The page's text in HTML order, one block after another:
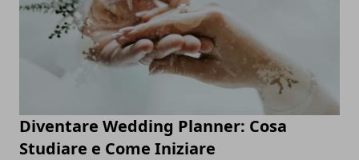
Diventare Wedding Planner: Cosa
Studiare e Come Iniziare